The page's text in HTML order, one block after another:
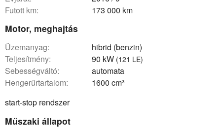
futott km:
173 000 km
Motor, meghajtás
üzemanyag:
hibrid (benzin)
teljesítmény:
90 kW (121 LE)
sebességváltó:
automata
hengerűrtartalom:
1600 cm³
start-stop rendszer
Műszaki állapot